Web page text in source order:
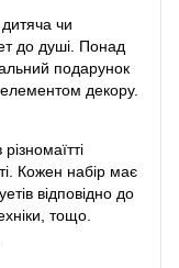
чи
до душі. Понад
подарунок
елементом декору.
Кожен набір має
відповідно до
тощо.